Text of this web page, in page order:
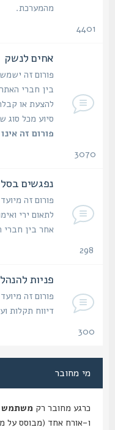
מהמערכת.
אחים לנשק
פורום זה ישמש
בין חברי האתר,
להצעת או קבלת
סיוע מכל סוג שהוא.
פורום זה אינו
3070
נפגשים בסליק
פורום זה מיועד
לתאום ירי
אחר בין חברי
פניות להנהלת
פורום זה מיועד
דיווח תקלות ועוד.
מי מחובר
כרגע מחובר רקמשתמש אחד